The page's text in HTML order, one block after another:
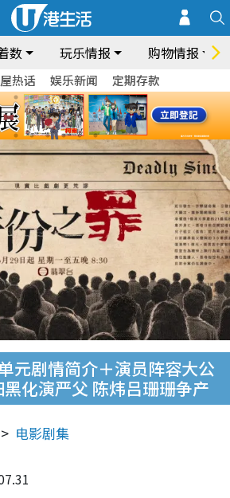
数 玩乐情报 购物情报
热话 娱乐新闻 定期存款
元剧情简介＋演员阵容大公
化演严父 陈炜吕珊珊争产
电影剧集